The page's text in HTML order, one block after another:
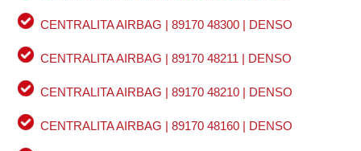
CENTRALITA AIRBAG | 89170 48300 | DENSO
CENTRALITA AIRBAG | 89170 48211 | DENSO
CENTRALITA AIRBAG | 89170 48210 | DENSO
CENTRALITA AIRBAG | 89170 48160 | DENSO